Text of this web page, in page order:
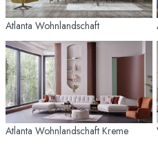
Atlanta Wohnlandschaft
Atlanta Wohnlandschaft Kreme